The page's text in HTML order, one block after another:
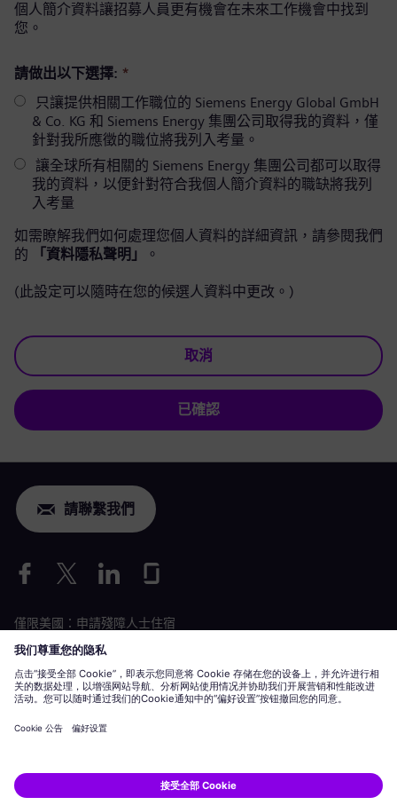
個人簡介資料讓招募人員更有機會在未來工作機會中找到
您。
請做出以下選擇: *
只讓提供相關工作職位的 Siemens Energy Global GmbH
& Co. KG 和 Siemens Energy 集團公司取得我的資料，僅
針對我所應徵的職位將我列入考量。
讓全球所有相關的 Siemens Energy 集團公司都可以取得
我的資料，以便針對符合我個人簡介資料的職缺將我列
入考量
如需瞭解我們如何處理您個人資料的詳細資訊，請參閱我們
的
「資料隱私聲明」 。
(此設定可以隨時在您的候選人資料中更改。)
取消
已確認
請聯繫我們
僅限美國：申請殘障人士住宿
勞動條件申請
Siemens Energy 是 Siemens AG 授權的商標。